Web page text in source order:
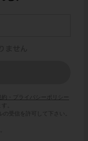
約・プライバシーポリシー
。
受信を許可して下さい。